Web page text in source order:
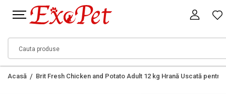
Acasă Brit Fresh Chicken and Potato Adult 12 kg Hrană Uscată pentru